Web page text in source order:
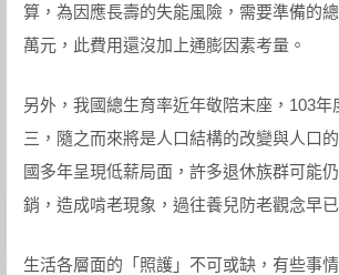
算，為因應長壽的失能風險，需要準備的
萬元，此費用還沒加上通膨因素考量。
另外，我國總生育率近年敬陪末座，103年
三，隨之而來將是人口結構的改變與人口
國多年呈現低薪局面，許多退休族群可能
銷，造成啃老現象，過往養兒防老觀念早已
生活各層面的「照護」不可或缺，有些事